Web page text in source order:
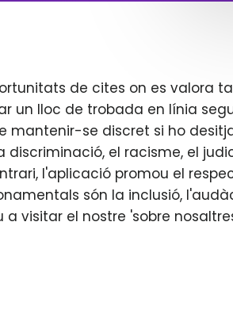
de cites on es valora
un lloc de trobada en línia
mantenir-se discret si ho
discriminació, el racisme, el
l'aplicació promou el
són la inclusió,
visitar el nostre 'sobre